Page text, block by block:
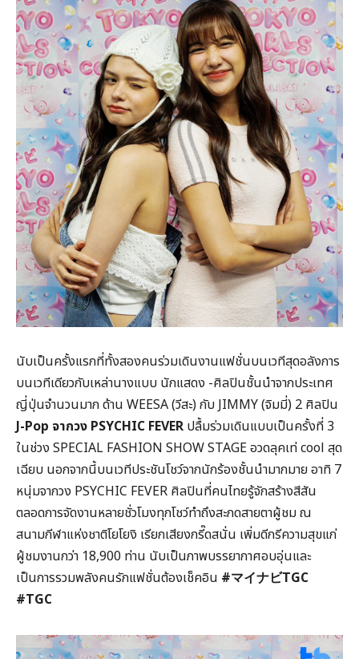
นับเป็นครั้งแรกที่ทั้งสองคนร่วมเดินงานแฟชั่นบนเวทีสุดอลังการ
บนเวทีเดียวกับเหล่านางแบบ นักแสดง -ศิลปินชั้นนำจากประเทศ
ญี่ปุ่นจำนวนมาก ด้าน WEESA (วีสะ) กับ JIMMY (จิมมี่) 2 ศิลปิน
J-Pop จากวง PSYCHIC FEVER ปลื้มร่วมเดินแบบเป็นครั้งที่ 3
ในช่วง SPECIAL FASHION SHOW STAGE อวดลุคเท่ cool สุด
เฉียบ นอกจากนี้บนเวทีประชันโชว์จากนักร้องชั้นนำมากมาย อาทิ 7
หนุ่มจากวง PSYCHIC FEVER ศิลปินที่คนไทยรู้จักสร้างสีสัน
ตลอดการจัดงานหลายชั่วโมงทุกโชว์ทำถึงสะกดสายตาผู้ชม ณ
สนามกีฬาแห่งชาติโยโยงิ เรียกเสียงกรี๊ดสนั่น เพิ่มดีกรีความสุขแก่
ผู้ชมงานกว่า 18,900 ท่าน นับเป็นภาพบรรยากาศอบอุ่นและ
เป็นการรวมพลังคนรักแฟชั่นต้องเช็คอิน #マイナビTGC
#TGC